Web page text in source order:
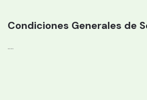
Condiciones Generales de
....